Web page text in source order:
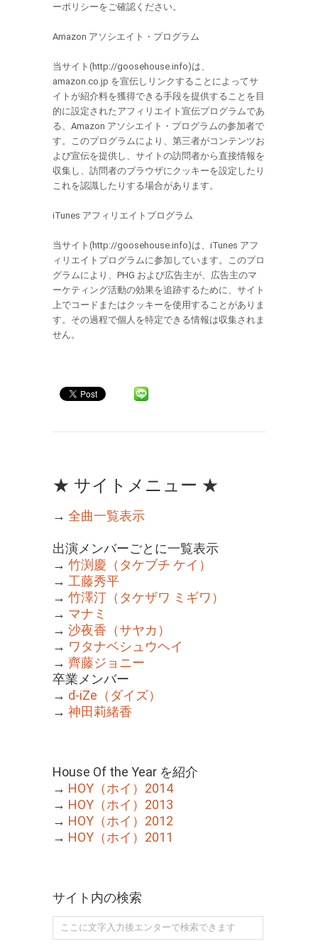
ーポリシーをご確認ください。
Amazon アソシエイト・プログラム
当サイト(http://goosehouse.info)は、
amazon.co.jp を宣伝しリンクすることによってサ
イトが紹介料を獲得できる手段を提供することを目
的に設定されたアフィリエイト宣伝プログラムであ
る、Amazon アソシエイト・プログラムの参加者で
す。このプログラムにより、第三者がコンテンツお
よび宣伝を提供し、サイトの訪問者から直接情報を
収集し、訪問者のブラウザにクッキーを設定したり
これを認識したりする場合があります。
iTunes アフィリエイトプログラム
当サイト(http://goosehouse.info)は、iTunes アフ
ィリエイトプログラムに参加しています。このプロ
グラムにより、PHG および広告主が、広告主のマ
ーケティング活動の効果を追跡するために、サイト
上でコードまたはクッキーを使用することがありま
す。その過程で個人を特定できる情報は収集されま
せん。
★ サイトメニュー ★
→ 全曲一覧表示
出演メンバーごとに一覧表示
→ 竹渕慶（タケブチ ケイ）
→ 工藤秀平
→ 竹澤汀（タケザワ ミギワ）
→ マナミ
→ 沙夜香（サヤカ）
→ ワタナベシュウヘイ
→ 齊藤ジョニー
卒業メンバー
→ d-iZe（ダイズ）
→ 神田莉緒香
House Of the Year を紹介
→ HOY（ホイ）2014
→ HOY（ホイ）2013
→ HOY（ホイ）2012
→ HOY（ホイ）2011
サイト内の検索